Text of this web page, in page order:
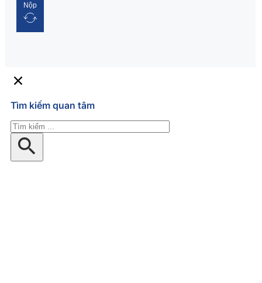
Nộp
Tìm kiếm quan tâm
Tìm
kiếm